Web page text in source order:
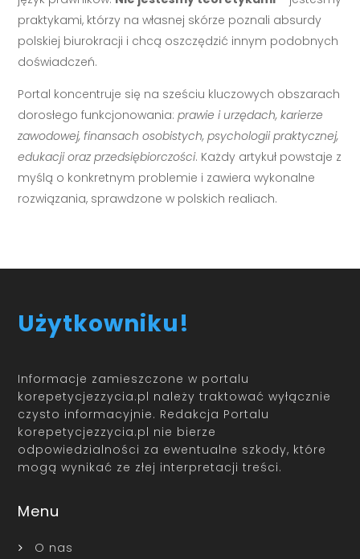
praktykami, którzy na własnej skórze poznali absurdy
polskiej biurokracji i chcą oszczędzić innym podobnych
doświadczeń.
Portal koncentruje się na sześciu kluczowych obszarach
dorosłego funkcjonowania:prawie i urzędach, karierze
zawodowej, finansach osobistych, psychologii praktycznej,
edukacji oraz przedsiębiorczości. Każdy artykuł powstaje z
myślą o konkretnym problemie i zawiera wykonalne
rozwiązania, sprawdzone w polskich realiach.
Użytkowniku!
Informacje zamieszczone w portalu
korepetycjezzycia.pl należy traktować wyłącznie
czysto informacyjnie. Redakcja Portalu
korepetycjezzycia.pl nie bierze
odpowiedzialności za ewentualne szkody, które
mogą wynikać ze złej interpretacji treści.
Menu
O nas